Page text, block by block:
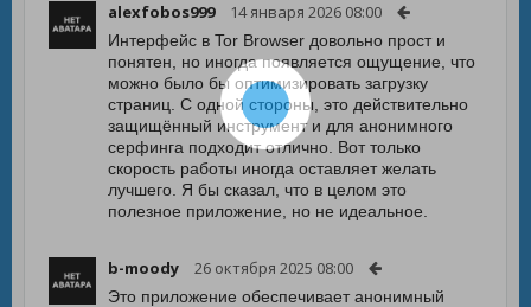
alexfobos999 14 января 2026 08:00
Интерфейс в Tor Browser довольно прост и
понятен, но иногда появляется ощущение, что
можно было бы оптимизировать загрузку
страниц. С одной стороны, это действительно
защищённый инструмент и для анонимного
серфинга подходит отлично. Вот только
скорость работы иногда оставляет желать
лучшего. Я бы сказал, что в целом это
полезное приложение, но не идеальное.
b-moody 26 октября 2025 08:00
Это приложение обеспечивает анонимный